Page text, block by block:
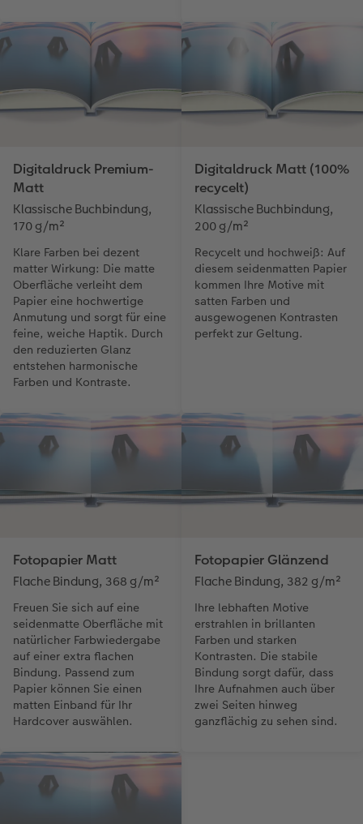
Digitaldruck Premium-
Matt
Klassische Buchbindung,
170 g/m²
Klare Farben bei dezent
matter Wirkung: Die matte
Oberfläche verleiht dem
Papier eine hochwertige
Anmutung und sorgt für eine
feine, weiche Haptik. Durch
den reduzierten Glanz
entstehen harmonische
Farben und Kontraste.
Digitaldruck Matt (100%
recycelt)
Klassische Buchbindung,
200 g/m²
Recycelt und hochweiß: Auf
diesem seidenmatten Papier
kommen Ihre Motive mit
satten Farben und
ausgewogenen Kontrasten
perfekt zur Geltung.
Fotopapier Matt
Flache Bindung, 368 g/m²
Freuen Sie sich auf eine
seidenmatte Oberfläche mit
natürlicher Farbwiedergabe
auf einer extra flachen
Bindung. Passend zum
Papier können Sie einen
matten Einband für Ihr
Hardcover auswählen.
Fotopapier Glänzend
Flache Bindung, 382 g/m²
Ihre lebhaften Motive
erstrahlen in brillanten
Farben und starken
Kontrasten. Die stabile
Bindung sorgt dafür, dass
Ihre Aufnahmen auch über
zwei Seiten hinweg
ganzflächig zu sehen sind.